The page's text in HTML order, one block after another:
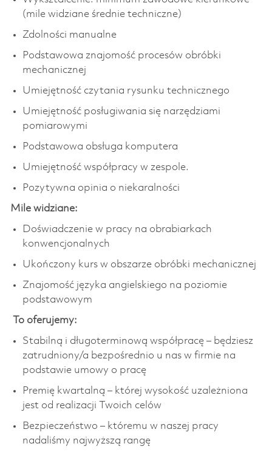
(mile widziane średnie techniczne)
Zdolności manualne
Podstawowa znajomość procesów obróbki
mechanicznej
Umiejętność czytania rysunku technicznego
Umiejętność posługiwania się narzędziami
pomiarowymi
Podstawowa obsługa komputera
Umiejętność współpracy w zespole.
Pozytywna opinia o niekaralności
Mile widziane:
Doświadczenie w pracy na obrabiarkach
konwencjonalnych
Ukończony kurs w obszarze obróbki mechanicznej
Znajomość języka angielskiego na poziomie
podstawowym
To oferujemy:
Stabilną i długoterminową współpracę – będziesz
zatrudniony/a bezpośrednio u nas w firmie na
podstawie umowy o pracę
Premię kwartalną – której wysokość uzależniona
jest od realizacji Twoich celów
Bezpieczeństwo – któremu w naszej pracy
nadaliśmy najwyższą rangę